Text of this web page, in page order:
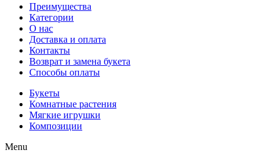
Преимущества
Категории
О нас
Доставка и оплата
Контакты
Возврат и замена букета
Способы оплаты
Букеты
Комнатные растения
Мягкие игрушки
Композиции
Menu